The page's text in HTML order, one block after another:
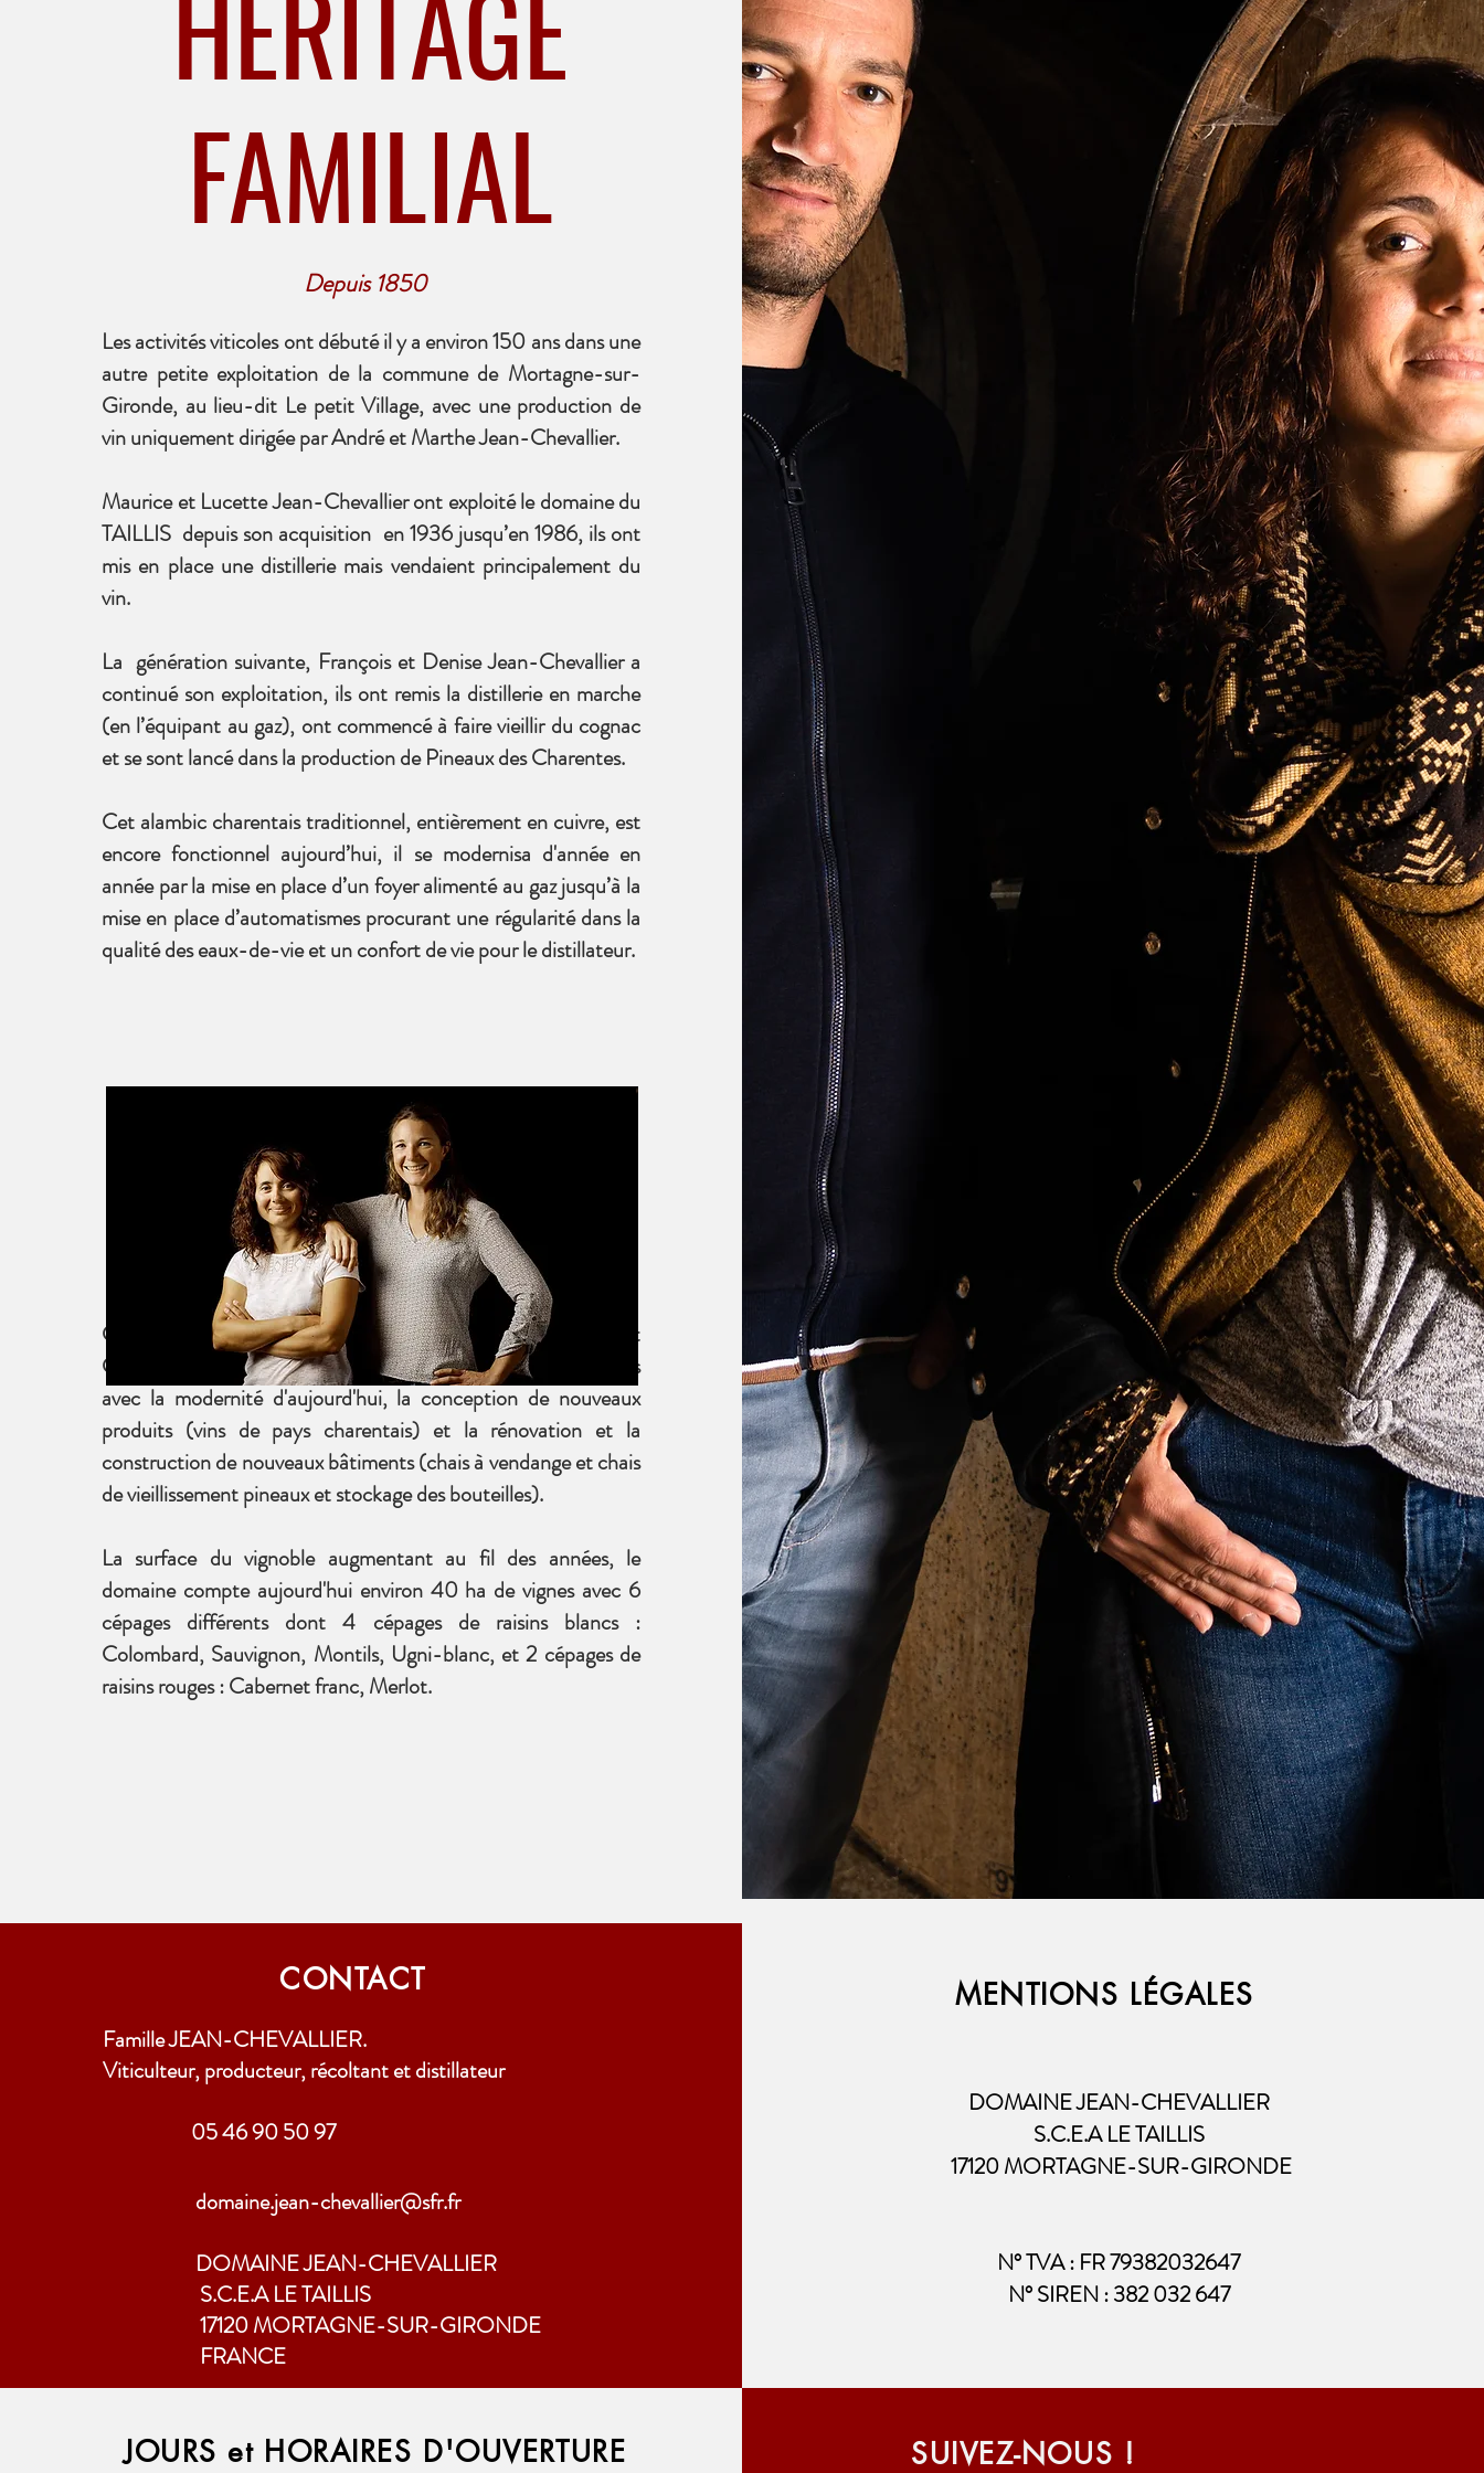
FAMILIAL
Depuis 1850
Les activités viticoles ont débuté il y a environ 150 ans dans une
autre petite exploitation de la commune de Mortagne-sur-
Gironde, au lieu-dit Le petit Village, avec une production de
vin uniquement dirigée par André et Marthe Jean-Chevallier.
Maurice et Lucette Jean-Chevallier ont exploité le domaine du
TAILLIS depuis son acquisition en 1936 jusqu’en 1986, ils ont
mis en place une distillerie mais vendaient principalement du
vin.
La génération suivante, François et Denise Jean-Chevallier a
continué son exploitation, ils ont remis la distillerie en marche
(en l’équipant au gaz), ont commencé à faire vieillir du cognac
et se sont lancé dans la production de Pineaux des Charentes.
Cet alambic charentais traditionnel, entièrement en cuivre, est
encore fonctionnel aujourd’hui, il se modernisa d'année en
année par la mise en place d’un foyer alimenté au gaz jusqu’à la
mise en place d’automatismes procurant une régularité dans la
qualité des eaux-de-vie et un confort de vie pour le distillateur.
C'est maintenant, la 4éme génération, David, Magali et
Christelle Jean-Chevallier, qui poursuit les activités du Taillis
avec la modernité d'aujourd'hui, la conception de nouveaux
produits (vins de pays charentais) et la rénovation et la
construction de nouveaux bâtiments (chais à vendange et chais
de vieillissement pineaux et stockage des bouteilles).
La surface du vignoble augmentant au fil des années, le
domaine compte aujourd'hui environ 40 ha de vignes avec 6
cépages différents dont 4 cépages de raisins blancs :
Colombard, Sauvignon, Montils, Ugni-blanc, et 2 cépages de
raisins rouges : Cabernet franc, Merlot.
CONTACT
Famille JEAN-CHEVALLIER.
Viticulteur, producteur, récoltant et distillateur
05 46 90 50 97
domaine.jean-chevallier@sfr.fr
DOMAINE JEAN-CHEVALLIER
S.C.E.A LE TAILLIS
17120 MORTAGNE-SUR-GIRONDE
FRANCE
MENTIONS LÉGALES
DOMAINE JEAN-CHEVALLIER
S.C.E.A LE TAILLIS
17120 MORTAGNE-SUR-GIRONDE
N° TVA : FR 79382032647
N° SIREN : 382 032 647
JOURS et HORAIRES D'OUVERTURE SUIVEZ-NOUS !